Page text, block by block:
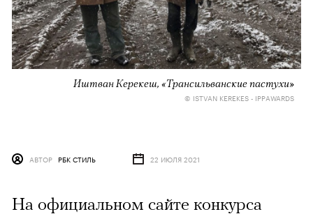
Иштван Керекеш, «Трансильванские пастухи»
© ISTVAN KEREKES - IPPAWARDS
АВТОР РБК СТИЛЬ 22 ИЮЛЯ 2021
На официальном сайте конкурса